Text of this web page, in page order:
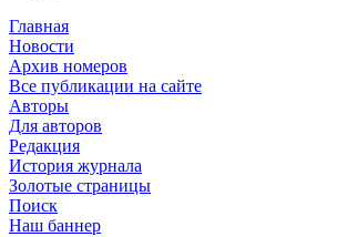
Главная
Новости
Архив номеров
Все публикации на сайте
Авторы
Для авторов
Редакция
История журнала
Золотые страницы
Поиск
Наш баннер